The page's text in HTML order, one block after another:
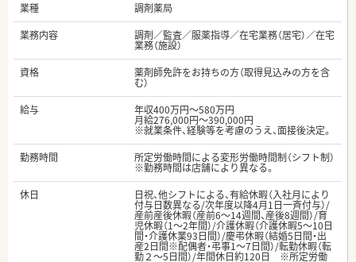
業種
調剤薬局
業務内容
調剤／監査／服薬指導／在宅業務（居宅）／在宅
業務（施設）
資格
薬剤師免許をお持ちの方（取得見込みの方を含
む）
給与
年収400万円～580万円
月給276,000円～390,000円
※就業条件、経験等を考慮のうえ、面接後決定。
勤務時間
所定労働時間による変形労働時間制（シフト制）
※勤務時間は店舗により異なる。
休日
日祝、他シフトによる、有給休暇（入社月により
付与日数異なる/次年度以降4月1日一斉付与）/
産前産後休暇（産前6～14週間、産後8週間）/育
児休暇（1～2年間）/介護休暇（介護休暇5～10日
間・介護休業93日間）/慶弔休暇（結婚5日間・出
産2日間※配偶者・弔事1～7日間）/転勤休暇（転
勤２～5日間）/年間休日約120日 ※所定労働